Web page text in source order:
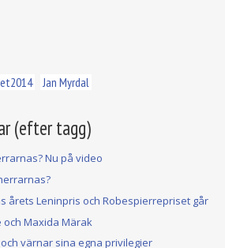
Jan Myrdal
(efter tagg)
Nu på video
årets Leninpris och Robespierrepriset går
och Maxida Märak
värnar sina egna privilegier